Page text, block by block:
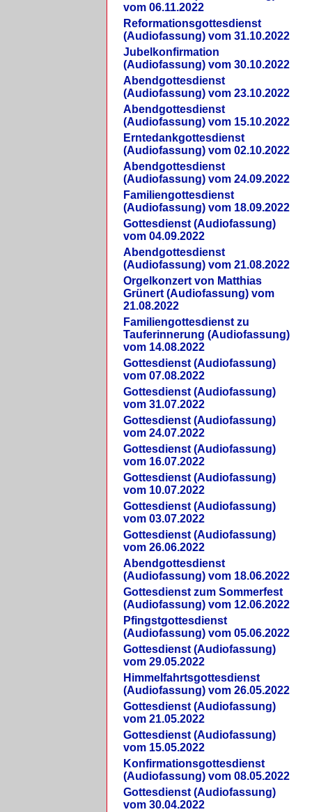
vom 06.11.2022
Reformationsgottesdienst
(Audiofassung) vom 31.10.2022
Jubelkonfirmation
(Audiofassung) vom 30.10.2022
Abendgottesdienst
(Audiofassung) vom 23.10.2022
Abendgottesdienst
(Audiofassung) vom 15.10.2022
Erntedankgottesdienst
(Audiofassung) vom 02.10.2022
Abendgottesdienst
(Audiofassung) vom 24.09.2022
Familiengottesdienst
(Audiofassung) vom 18.09.2022
Gottesdienst (Audiofassung)
vom 04.09.2022
Abendgottesdienst
(Audiofassung) vom 21.08.2022
Orgelkonzert von Matthias
Grünert (Audiofassung) vom
21.08.2022
Familiengottesdienst zu
Tauferinnerung (Audiofassung)
vom 14.08.2022
Gottesdienst (Audiofassung)
vom 07.08.2022
Gottesdienst (Audiofassung)
vom 31.07.2022
Gottesdienst (Audiofassung)
vom 24.07.2022
Gottesdienst (Audiofassung)
vom 16.07.2022
Gottesdienst (Audiofassung)
vom 10.07.2022
Gottesdienst (Audiofassung)
vom 03.07.2022
Gottesdienst (Audiofassung)
vom 26.06.2022
Abendgottesdienst
(Audiofassung) vom 18.06.2022
Gottesdienst zum Sommerfest
(Audiofassung) vom 12.06.2022
Pfingstgottesdienst
(Audiofassung) vom 05.06.2022
Gottesdienst (Audiofassung)
vom 29.05.2022
Himmelfahrtsgottesdienst
(Audiofassung) vom 26.05.2022
Gottesdienst (Audiofassung)
vom 21.05.2022
Gottesdienst (Audiofassung)
vom 15.05.2022
Konfirmationsgottesdienst
(Audiofassung) vom 08.05.2022
Gottesdienst (Audiofassung)
vom 30.04.2022